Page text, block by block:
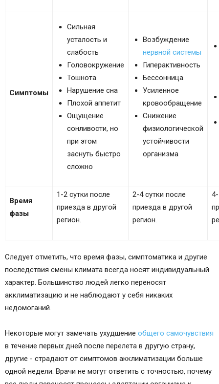
Симптомы
Сильная
усталость и
слабость
Головокружение
Тошнота
Нарушение сна
Плохой аппетит
Ощущение
сонливости, но
при этом
заснуть быстро
сложно
Возбуждение
нервной системы
Гиперактивность
Бессонница
Усиленное
кровообращение
Снижение
физиологической
устойчивости
организма
Время
фазы
1-2 сутки после
приезда в другой
регион.
2-4 сутки после
приезда в другой
регион.
Следует отметить, что время фазы, симптоматика и другие
последствия смены климата всегда носят индивидуальный
характер. Большинство людей легко переносят
акклиматизацию и не наблюдают у себя никаких
недомоганий.
Некоторые могут замечать ухудшение общего самочувствия
в течение первых дней после перелета в другую страну,
другие - страдают от симптомов акклиматизации больше
одной недели. Врачи не могут ответить с точностью, почему